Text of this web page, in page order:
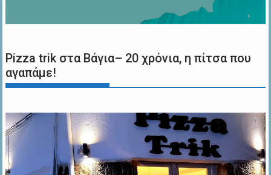
Pizza trik στα Βάγια– 20 χρόνια, η πίτσα που
αγαπάμε!